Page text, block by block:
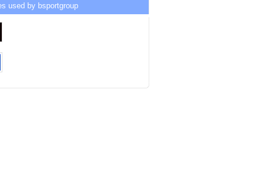
used by bsportgroup